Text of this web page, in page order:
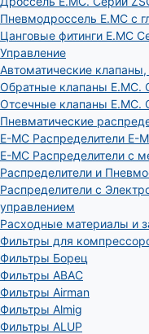
Пневмодроссель E.MC с
Цанговые фитинги E.MC
Управление
Автоматические
Обратные клапаны E.MC.
Отсечные клапаны E.MC.
Пневматические
E-MC Распределители
E-MC Распределители с
Распределители и
Распределители с
управлением
Расходные материалы и
Фильтры для
Фильтры Борец
Фильтры ABAC
Фильтры Airman
Фильтры Almig
Фильтры ALUP